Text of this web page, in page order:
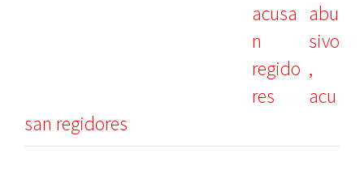
abu
sivo
,
acu
san regidores